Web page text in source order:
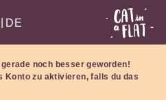
DE
noch besser geworden!
Konto zu aktivieren, falls du das